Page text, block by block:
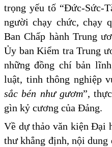
trọng yếu tố “Đức-Sức-
người chạy chức, chạy
Ban Chấp hành Trung
Ủy ban Kiểm tra Trung
những đồng chí bản
luật, tinh thông nghiệp
sắc bén như gươm”,
gìn kỷ cương của Đảng.
Về dự thảo văn kiện Đại
thư khẳng định, nội dung